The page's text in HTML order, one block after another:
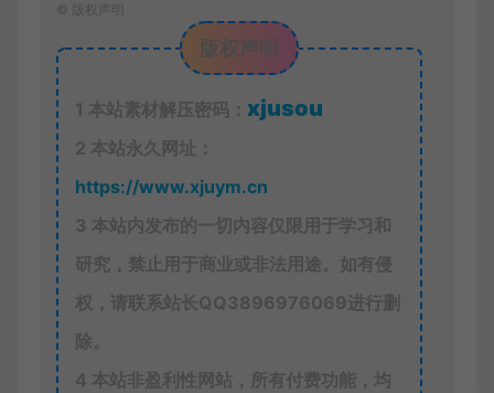
© 版权声明
版权声明
1 本站素材解压密码： xjusou
2 本站永久网址：
https://www.xjuym.cn
3 本站内发布的一切内容仅限用于学习和
研究，禁止用于商业或非法用途。如有侵
权，请联系站长QQ3896976069 进行删
除。
4 本站非盈利性网站，所有付费功能，均